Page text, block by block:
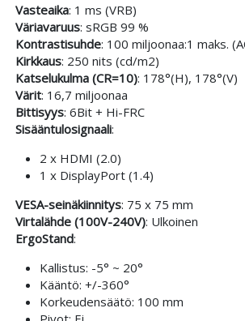
Vasteaika: 1 ms (VRB)
Väriavaruus: sRGB 99 %
Kontrastisuhde: 100 miljoonaa:1 maks.
Kirkkaus: 250 nits (cd/m2)
Katselukulma (CR=10): 178°(H), 178°(V)
Värit: 16,7 miljoonaa
Bittisyys: 6Bit + Hi-FRC
Sisääntulosignaali:
2 x HDMI (2.0)
1 x DisplayPort (1.4)
VESA-seinäkiinnitys: 75 x 75 mm
Virtalähde (100V-240V): Ulkoinen
ErgoStand:
Kallistus: -5° ~ 20°
Kääntö: +/-360°
Korkeudensäätö: 100 mm